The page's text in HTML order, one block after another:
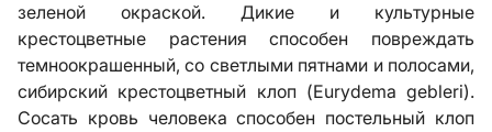
зеленой окраской. Дикие и культурные
крестоцветные растения способен повреждать
темноокрашенный, со светлыми пятнами и полосами,
сибирский крестоцветный клоп (Eurydema gebleri).
Сосать кровь человека способен постельный клоп